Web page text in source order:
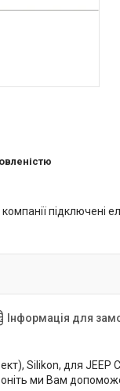
компанії підключені
Інформація для
Silikon, для JEEP
ми Вам